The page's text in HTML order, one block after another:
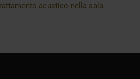
acustico nella sala